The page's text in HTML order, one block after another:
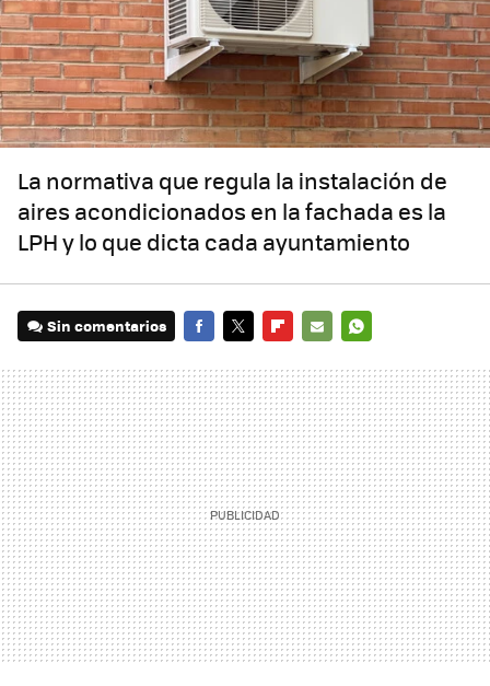
La normativa que regula la instalación de
aires acondicionados en la fachada es la
LPH y lo que dicta cada ayuntamiento
Sin comentarios
MAIL